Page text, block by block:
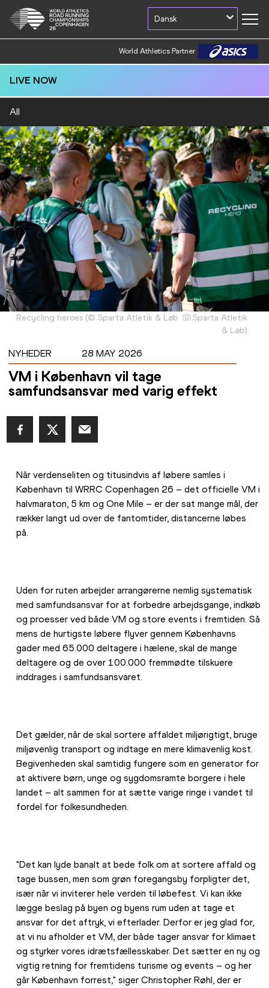
Dansk
World Athletics Partner
World Athletics Partner
LIVE NOW
All
Recycling heroes (© Sparta Atletik & Løb
Sparta Atletik
& Løb)
NYHEDER 28 MAY 2026
VM i København vil tage
samfundsansvar med varig effekt
Når verdenseliten og titusindvis af løbere samles i
København til WRRC Copenhagen 26 – det officielle VM i
halvmaraton, 5 km og One Mile – er der sat mange mål, der
rækker langt ud over de fantomtider, distancerne løbes
på.
Uden for ruten arbejder arrangørerne nemlig systematisk
med samfundsansvar for at forbedre arbejdsgange, indkøb
og proesser ved både VM og store events i fremtiden. Så
mens de hurtigste løbere flyver gennem Københavns
gader med 65.000 deltagere i hælene, skal de mange
deltagere og de over 100.000 fremmødte tilskuere
inddrages i samfundsansvaret.
Det gælder, når de skal sortere affaldet miljørigtigt, bruge
miljøvenlig transport og indtage en mere klimavenlig kost.
Begivenheden skal samtidig fungere som en generator for
at aktivere børn, unge og sygdomsramte borgere i hele
landet – alt sammen for at sætte varige ringe i vandet til
fordel for folkesundheden.
"Det kan lyde banalt at bede folk om at sortere affald og
tage bussen, men som grøn foregangsby forpligter det,
især når vi inviterer hele verden til løbefest. Vi kan ikke
lægge beslag på byen og byens rum uden at tage et
ansvar for det aftryk, vi efterlader. Derfor er jeg glad for,
at vi nu afholder et VM, der både tager ansvar for klimaet
og styrker vores idrætsfællesskaber. Det sætter en ny og
vigtig retning for fremtidens turisme og events – og her
går København forrest," siger Christopher Røhl, der er